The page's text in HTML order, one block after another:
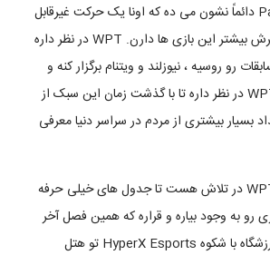
مدیریت PartyGaming دائماً نشون می ده که اونا یک حرکت غیرقابل
برگشتی به سمت گسترش بیشتر این بازی ها دارن. WPT در نظر داره
رو روسیه ، نیوزلند و ویتنام برگزار کنه و
همچنین این شرکت WPT در نظر داره تا با گذشت زمان این سبک از
بسیار بیشتری از مردم در سراسر دنیا معرفی
تو پنج فصل گذشته، WPT در تلاش هست تا جدول های خیلی حرفه
رو به وجود بیاره و قراره که همین فصل آخر
این مسابقات رو تو ورزشگاه با شکوه HyperX Esports تو هتل